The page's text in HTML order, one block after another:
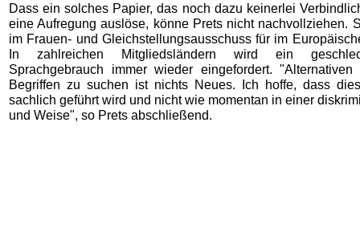
Dass ein solches Papier, das noch dazu keinerlei
eine Aufregung auslöse, könne Prets nicht nachvollziehen.
im Frauen- und Gleichstellungsausschuss für im
In zahlreichen Mitgliedsländern wird ein
Sprachgebrauch immer wieder eingefordert.
Begriffen zu suchen ist nichts Neues. Ich hoffe, dass
sachlich geführt wird und nicht wie momentan in einer
und Weise", so Prets abschließend.